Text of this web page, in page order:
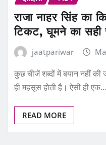
राजा नाहर सिंह का
टिकट, घूमने का सही
jaatpariwar
कुछ चीजें शब्दों में बयान नहीं
ही महसूस होती है। ऐसी ही एक…
READ MORE